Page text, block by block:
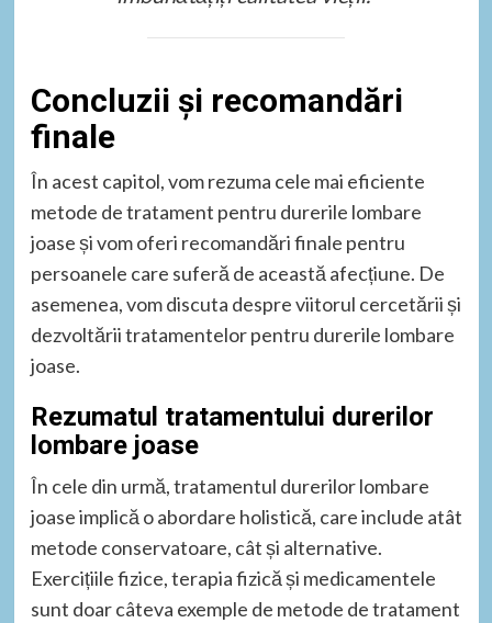
Concluzii și recomandări
finale
În acest capitol, vom rezuma cele mai eficiente
metode de tratament pentru durerile lombare
joase și vom oferi recomandări finale pentru
persoanele care suferă de această afecțiune. De
asemenea, vom discuta despre viitorul cercetării și
dezvoltării tratamentelor pentru durerile lombare
joase.
Rezumatul tratamentului durerilor
lombare joase
În cele din urmă, tratamentul durerilor lombare
joase implică o abordare holistică, care include atât
metode conservatoare, cât și alternative.
Exercițiile fizice, terapia fizică și medicamentele
sunt doar câteva exemple de metode de tratament